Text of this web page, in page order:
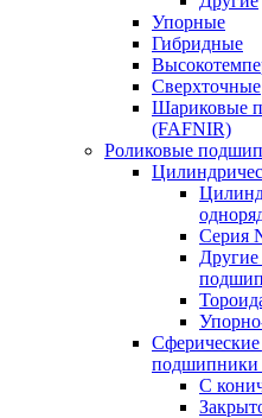
Упорные
Гибридные
Сверхточные
Шариковые
(FAFNIR)
Роликовые
Серия
подшипники
С